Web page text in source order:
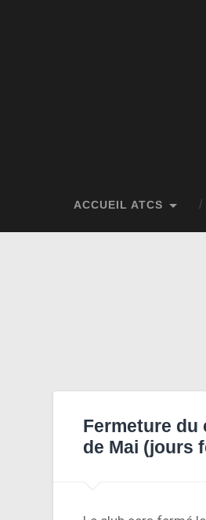
ACCUEIL ATCS
Fermeture du
de Mai (jours